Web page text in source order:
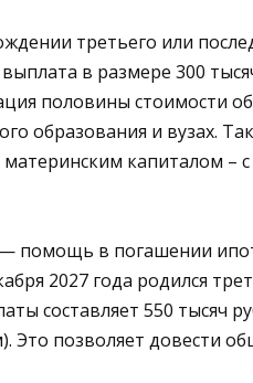
третьего или
в размере 300
половины стоимости
образования и вузах.
капиталом –
помощь в погашении
2027 года родился
составляет 550 тысяч
Это позволяет довести